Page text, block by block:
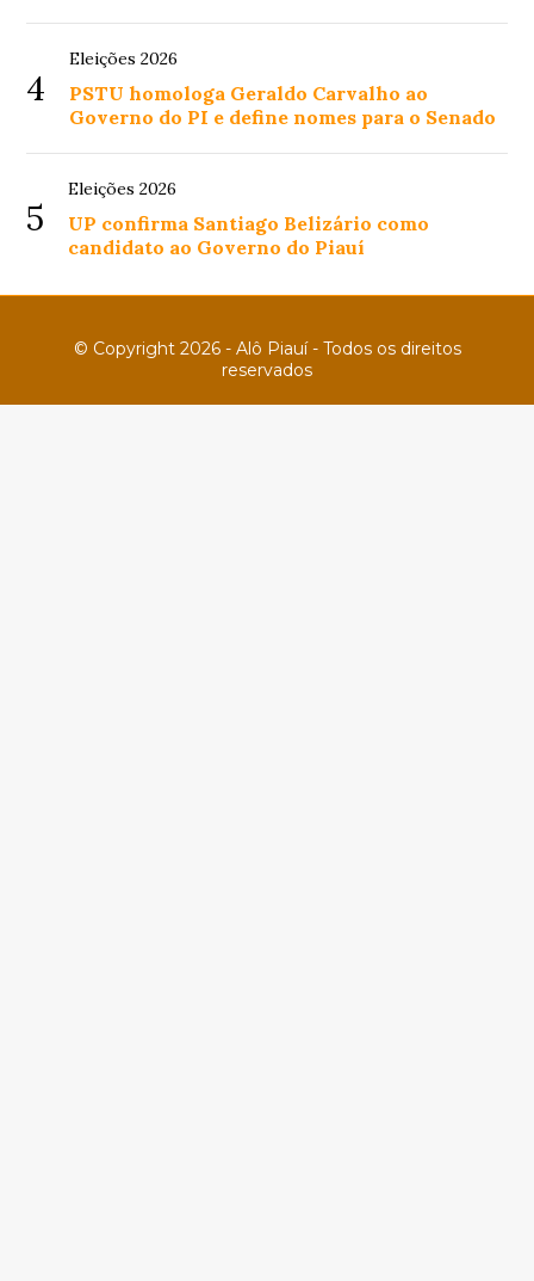
4
Eleições 2026
PSTU homologa Geraldo Carvalho ao
Governo do PI e define nomes para o Senado
5
Eleições 2026
UP confirma Santiago Belizário como
candidato ao Governo do Piauí
© Copyright 2026 - Alô Piauí - Todos os direitos
reservados